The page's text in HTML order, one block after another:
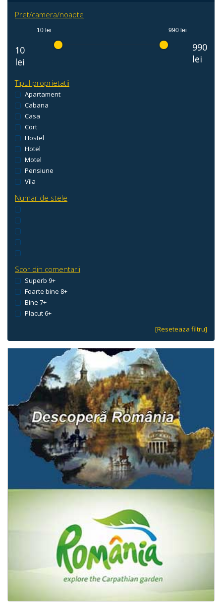
Pret/camera/noapte
10
lei
10 lei 990 lei
990
lei
Tipul proprietatii
Apartament
Cabana
Casa
Cort
Hostel
Hotel
Motel
Pensiune
Vila
Numar de stele
Scor din comentarii
Superb 9+
Foarte bine 8+
Bine 7+
Placut 6+
[Reseteaza filtru]